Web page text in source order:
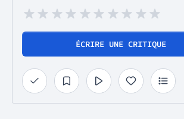
ÉCRIRE UNE CRITIQUE